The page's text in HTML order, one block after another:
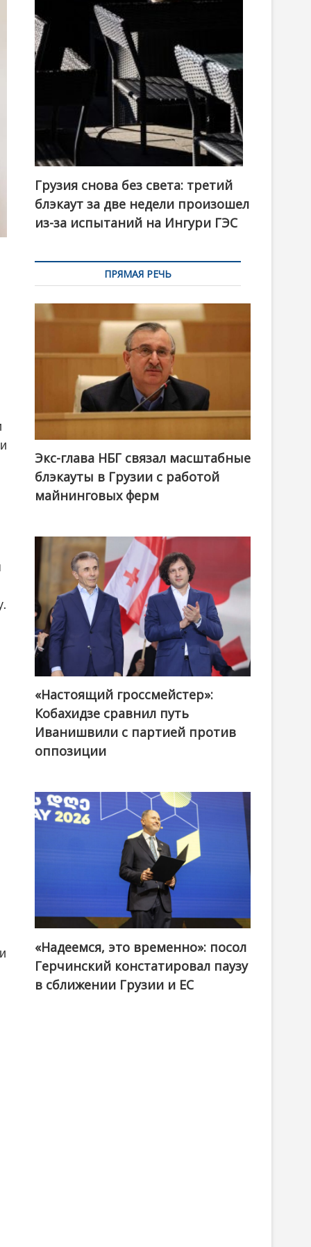
Грузия снова без света: третий
блэкаут за две недели произошел
из-за испытаний на Ингури ГЭС
ПРЯМАЯ РЕЧЬ
Экс-глава НБГ связал масштабные
блэкауты в Грузии с работой
майнинговых ферм
@ქართული ოცნება / Georgian Dream
«Настоящий гроссмейстер»:
Кобахидзе сравнил путь
Иванишвили с партией против
оппозиции
«Надеемся, это временно»: посол
Герчинский констатировал паузу
в сближении Грузии и ЕС